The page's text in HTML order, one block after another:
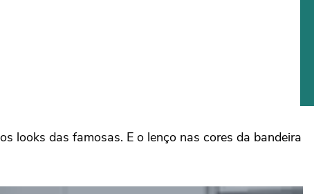
looks das famosas. E o lenço nas cores da bandeira